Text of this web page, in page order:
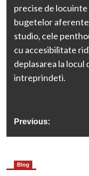
precise de
bugetelor
studio, cele
cu accesibilitate
deplasarea la locul
intreprindeti.
Previous:
pentru o viață lungă
More Stories
Blog